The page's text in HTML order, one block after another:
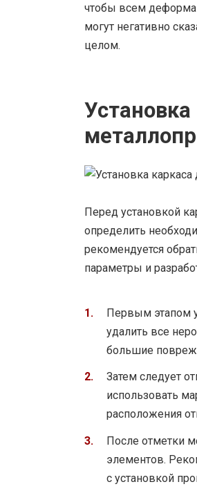
чтобы всем
могут негативно
целом.
Перед установкой
определить
рекомендуется
параметры и
Первым этапом
удалить все
большие
Затем следует
использовать
расположения
После отметки
элементов.
с установкой